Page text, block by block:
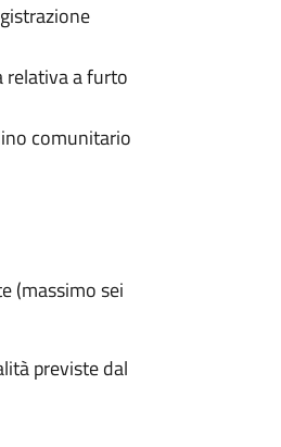
relativa a furto
comunitario
(massimo sei
previste dal